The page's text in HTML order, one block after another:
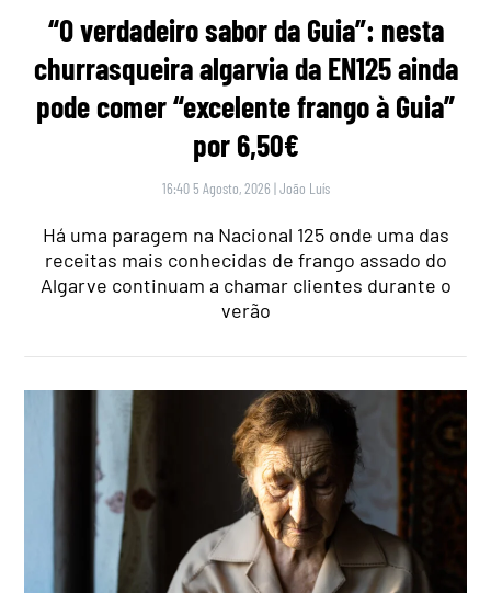
“O verdadeiro sabor da Guia”: nesta
churrasqueira algarvia da EN125 ainda
pode comer “excelente frango à Guia”
por 6,50€
16:40 5 Agosto, 2026 |João Luís
Há uma paragem na Nacional 125 onde uma das
receitas mais conhecidas de frango assado do
Algarve continuam a chamar clientes durante o
verão